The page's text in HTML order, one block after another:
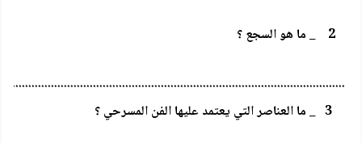
...........................................................................................................